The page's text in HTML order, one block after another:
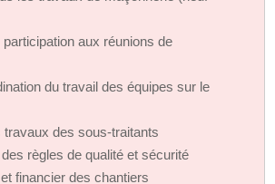
aux réunions de
du travail des équipes sur le
travaux des sous-traitants
règles de qualité et sécurité
financier des chantiers